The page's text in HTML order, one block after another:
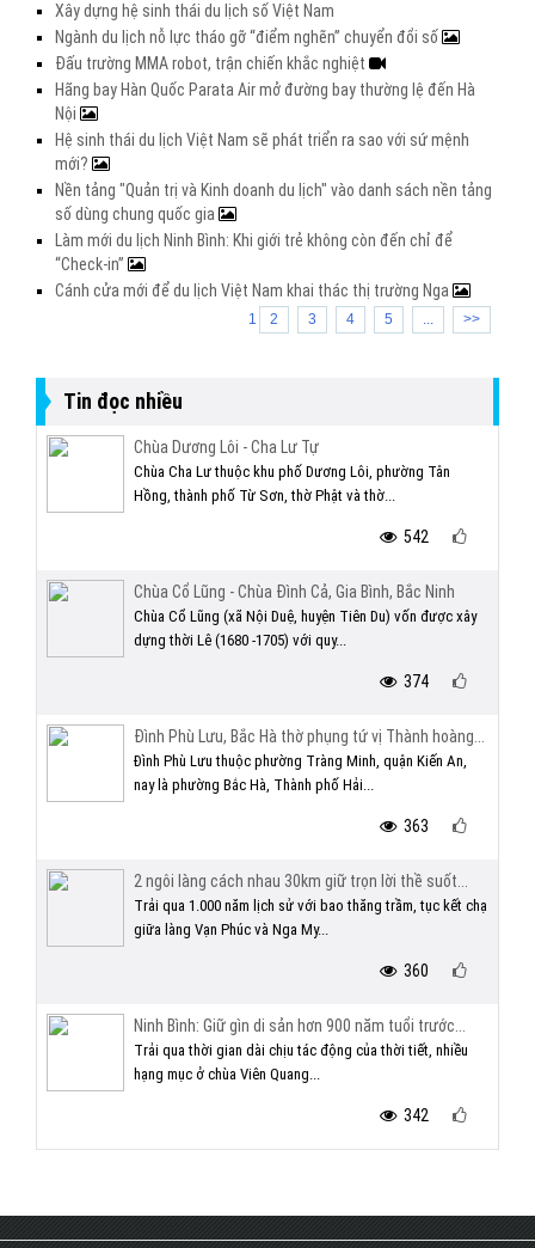
Xây dựng hệ sinh thái du lịch số Việt Nam
Ngành du lịch nỗ lực tháo gỡ “điểm nghẽn” chuyển đổi số
Đấu trường MMA robot, trận chiến khắc nghiệt
Hãng bay Hàn Quốc Parata Air mở đường bay thường lệ đến Hà
Nội
Hệ sinh thái du lịch Việt Nam sẽ phát triển ra sao với sứ mệnh
mới?
Nền tảng "Quản trị và Kinh doanh du lịch" vào danh sách nền tảng
số dùng chung quốc gia
Làm mới du lịch Ninh Bình: Khi giới trẻ không còn đến chỉ để
“Check-in”
Cánh cửa mới để du lịch Việt Nam khai thác thị trường Nga
1 2 3 4 5 ... >>
Tin đọc nhiều
Chùa Dương Lôi - Cha Lư Tự
Chùa Cha Lư thuộc khu phố Dương Lôi, phường Tân
Hồng, thành phố Từ Sơn, thờ Phật và thờ...
542
Chùa Cổ Lũng - Chùa Đình Cả, Gia Bình, Bắc Ninh
Chùa Cổ Lũng (xã Nội Duệ, huyện Tiên Du) vốn được xây
dựng thời Lê (1680 -1705) với quy...
374
Đình Phù Lưu, Bắc Hà thờ phụng tứ vị Thành hoàng...
Đình Phù Lưu thuộc phường Tràng Minh, quận Kiến An,
nay là phường Bắc Hà, Thành phố Hải...
363
2 ngôi làng cách nhau 30km giữ trọn lời thề suốt...
Trải qua 1.000 năm lịch sử với bao thăng trầm, tục kết chạ
giữa làng Vạn Phúc và Nga My...
360
Ninh Bình: Giữ gìn di sản hơn 900 năm tuổi trước...
Trải qua thời gian dài chịu tác động của thời tiết, nhiều
hạng mục ở chùa Viên Quang...
342